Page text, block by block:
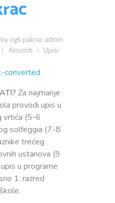
odbora
prihoda i primitaka
by ogš pakrac admin
Novosti Upisi
converted
Za najmanje
provodi upis u
vrtića (5-6
solfeggia (7-8
trećeg
ustanova (9
u programe
1. razred